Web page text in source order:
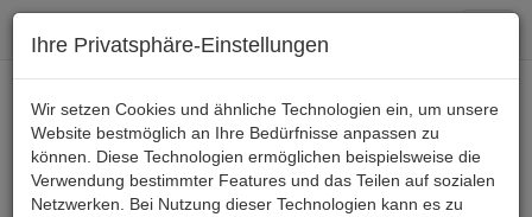
Ihre Privatsphäre-Einstellungen
Wir setzen Cookies und ähnliche Technologien ein, um unsere
Website bestmöglich an Ihre Bedürfnisse anpassen zu
können. Diese Technologien ermöglichen beispielsweise die
Verwendung bestimmter Features und das Teilen auf sozialen
Netzwerken. Bei Nutzung dieser Technologien kann es zu
+43 4242 36 355
Email